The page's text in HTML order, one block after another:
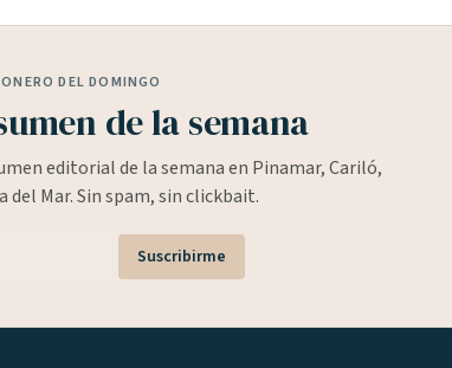
DEL DOMINGO
de la semana
editorial de la semana en Pinamar, Cariló,
del Mar. Sin spam, sin clickbait.
Suscribirme